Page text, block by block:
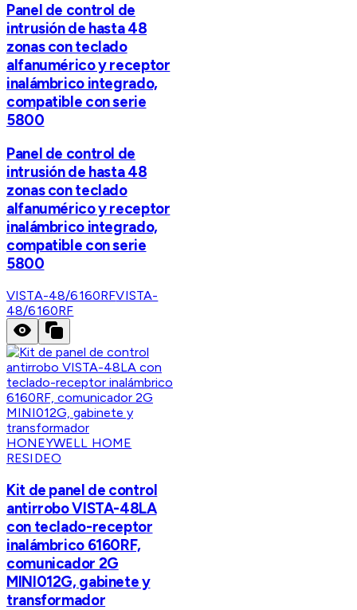
Panel de control de
intrusión de hasta 48
zonas con teclado
alfanumérico y receptor
inalámbrico integrado,
compatible con serie
5800
Panel de control de
intrusión de hasta 48
zonas con teclado
alfanumérico y receptor
inalámbrico integrado,
compatible con serie
5800
VISTA-48/6160RFVISTA-
48/6160RF
HONEYWELL HOME
RESIDEO
Kit de panel de control
antirrobo VISTA-48LA
con teclado-receptor
inalámbrico 6160RF,
comunicador 2G
MINI012G, gabinete y
transformador